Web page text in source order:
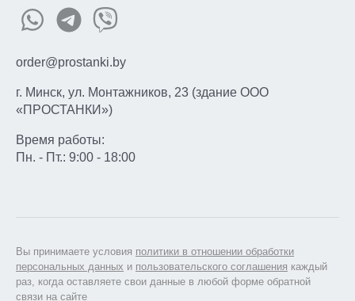
order@prostanki.by
г. Минск, ул. Монтажников, 23 (здание ООО
«ПРОСТАНКИ»)
Время работы:
Пн. - Пт.: 9:00 - 18:00
Вы принимаете условия политики в отношении обработки
персональных данных и пользовательского соглашения каждый
раз, когда оставляете свои данные в любой форме обратной
связи на сайте